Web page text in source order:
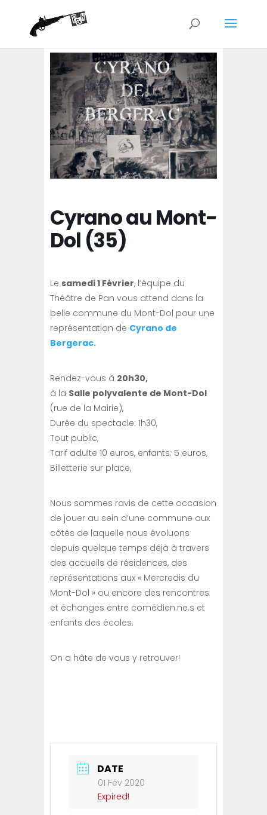
Cyrano au Mont-
Dol (35)
Le samedi 1 Février, l’équipe du
Théâtre de Pan vous attend dans la
belle commune du Mont-Dol pour une
représentation de Cyrano de
Bergerac.
Rendez-vous à 20h30,
à la Salle polyvalente de Mont-Dol
(rue de la Mairie),
Durée du spectacle: 1h30,
Tout public,
Tarif adulte 10 euros, enfants: 5 euros,
Billetterie sur place,
Nous sommes ravis de cette occasion
de jouer au sein d’une commune aux
côtés de laquelle nous évoluons
depuis quelque temps déjà à travers
des accueils de résidences, des
représentations aux « Mercredis du
Mont-Dol » ou encore des rencontres
et échanges entre comédien.ne.s et
enfants des écoles.
On a hâte de vous y retrouver!
DATE
01 Fév 2020
Expired!